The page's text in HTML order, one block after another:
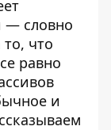
— словно
что
равно
и